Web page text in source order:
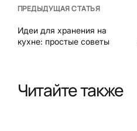
ПРЕДЫДУЩАЯ СТАТЬЯ
Идеи для хранения на
кухне: простые советы
Читайте также